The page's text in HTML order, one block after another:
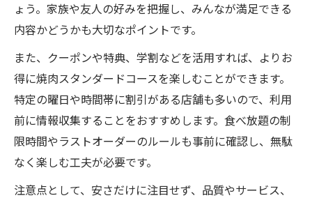
ょう。家族や友人の好みを把握し、みんなが満足できる
内容かどうかも大切なポイントです。
また、クーポンや特典、学割などを活用すれば、よりお
得に焼肉スタンダードコースを楽しむことができます。
特定の曜日や時間帯に割引がある店舗も多いので、利用
前に情報収集することをおすすめします。食べ放題の制
限時間やラストオーダーのルールも事前に確認し、無駄
なく楽しむ工夫が必要です。
注意点として、安さだけに注目せず、品質やサービス、